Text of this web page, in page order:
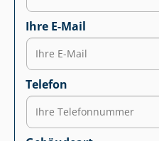
Ihre E-Mail
Telefon